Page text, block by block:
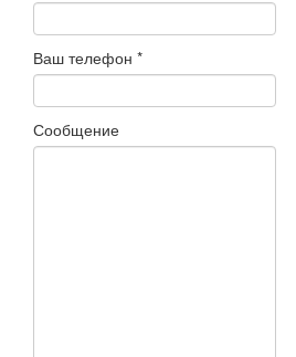
Ваш телефон *
Сообщение